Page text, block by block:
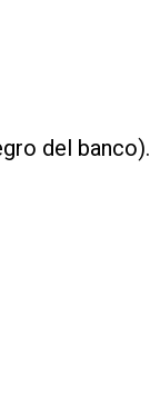
del banco).